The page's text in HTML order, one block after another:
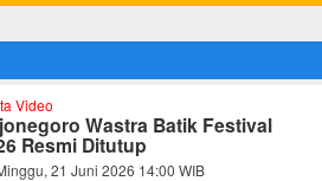
Video
Wastra Batik Festival
Resmi Ditutup
21 Juni 2026 14:00 WIB